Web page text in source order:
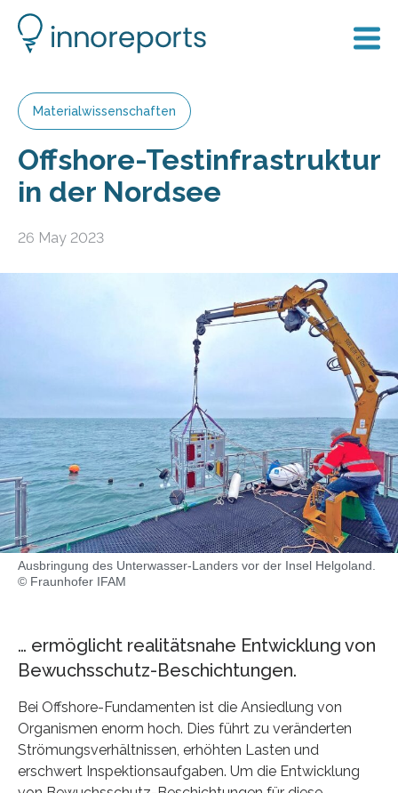
Materialwissenschaften
Offshore-Testinfrastruktur
in der Nordsee
26 May 2023
Ausbringung des Unterwasser-Landers vor der Insel Helgoland.
© Fraunhofer IFAM
… ermöglicht realitätsnahe Entwicklung von
Bewuchsschutz-Beschichtungen.
Bei Offshore-Fundamenten ist die Ansiedlung von
Organismen enorm hoch. Dies führt zu veränderten
Strömungsverhältnissen, erhöhten Lasten und
erschwert Inspektionsaufgaben. Um die Entwicklung